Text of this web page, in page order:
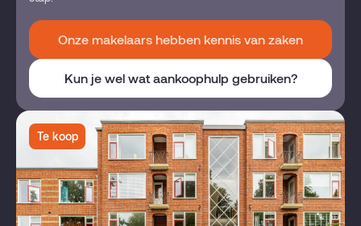
Onze makelaars hebben kennis van zaken
Kun je wel wat aankoophulp gebruiken?
Te koop